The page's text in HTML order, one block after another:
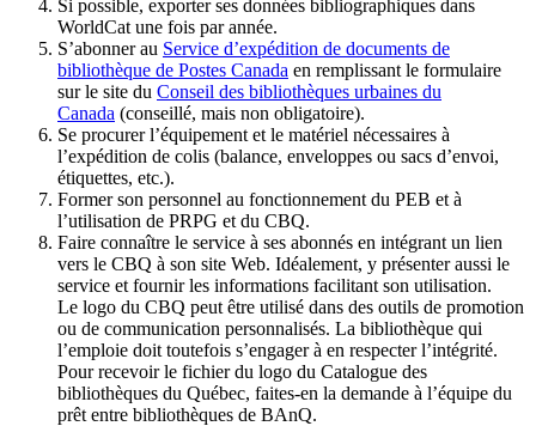
Si possible, exporter ses données bibliographiques dans
WorldCat une fois par année.
S’abonner au Service d’expédition de documents de
bibliothèque de Postes Canada en remplissant le formulaire
sur le site du Conseil des bibliothèques urbaines du
Canada (conseillé, mais non obligatoire).
Se procurer l’équipement et le matériel nécessaires à
l’expédition de colis (balance, enveloppes ou sacs d’envoi,
étiquettes, etc.).
Former son personnel au fonctionnement du PEB et à
l’utilisation de PRPG et du CBQ.
Faire connaître le service à ses abonnés en intégrant un lien
vers le CBQ à son site Web. Idéalement, y présenter aussi le
service et fournir les informations facilitant son utilisation.
Le logo du CBQ peut être utilisé dans des outils de promotion
ou de communication personnalisés. La bibliothèque qui
l’emploie doit toutefois s’engager à en respecter l’intégrité.
Pour recevoir le fichier du logo du Catalogue des
bibliothèques du Québec, faites-en la demande à l’équipe du
prêt entre bibliothèques de BAnQ.